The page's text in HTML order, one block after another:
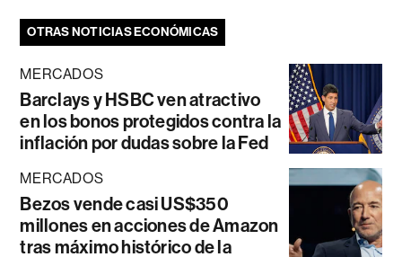
OTRAS NOTICIAS ECONÓMICAS
MERCADOS
Barclays y HSBC ven atractivo
en los bonos protegidos contra la
inflación por dudas sobre la Fed
MERCADOS
Bezos vende casi US$350
millones en acciones de Amazon
tras máximo histórico de la